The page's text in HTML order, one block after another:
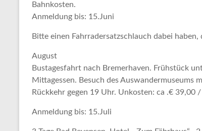
Bahnkosten.
Anmeldung bis: 15.Juni
Bitte einen Fahrradersatzschlauch dabei
August
Bustagesfahrt nach Bremerhaven. Frühstück
Mittagessen. Besuch desAuswandermuseums
Rückkehr gegen 19 Uhr. Unkosten: ca .€ 39,00
Anmeldung bis: 15.Juli